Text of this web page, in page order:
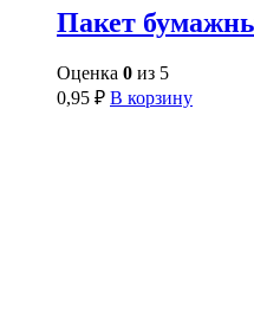
Пакет
Оценка 0 из 5
0,95 ₽ В корзину